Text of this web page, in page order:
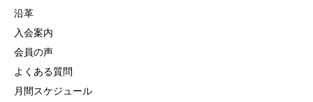
沿革
入会案内
会員の声
よくある質問
月間スケジュール